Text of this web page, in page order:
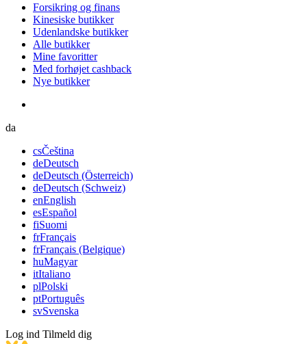
Forsikring og finans
Kinesiske butikker
Udenlandske butikker
Alle butikker
Mine favoritter
Med forhøjet cashback
Nye butikker
da
csČeština
deDeutsch
deDeutsch (Österreich)
deDeutsch (Schweiz)
enEnglish
esEspañol
fiSuomi
frFrançais
frFrançais (Belgique)
huMagyar
itItaliano
plPolski
ptPortuguês
svSvenska
Log ind Tilmeld dig